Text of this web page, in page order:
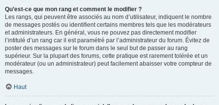
Qu’est-ce que mon rang et comment le modifier ?
Les rangs, qui peuvent être associés au nom d’utilisateur, indiquent le nombre
de messages postés ou identifient certains membres tels que les modérateurs
et administrateurs. En général, vous ne pouvez pas directement modifier
l’intitulé d’un rang car il est paramétré par l’administrateur du forum. Évitez de
poster des messages sur le forum dans le seul but de passer au rang
supérieur. Sur la plupart des forums, cette pratique est rarement tolérée et un
modérateur (ou un administrateur) peut facilement abaisser votre compteur de
messages.
Haut